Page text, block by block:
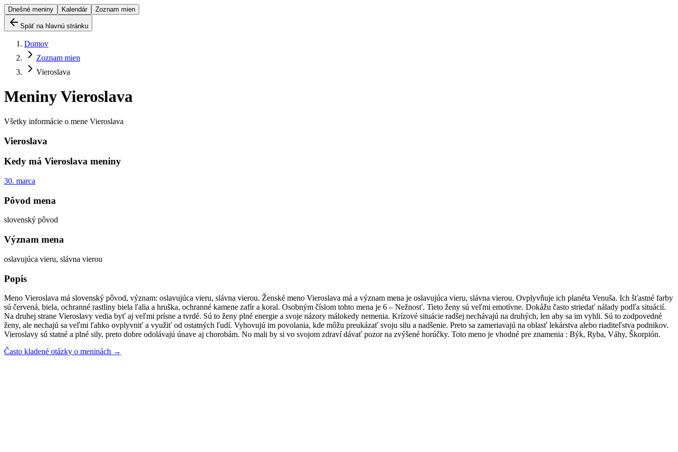
Dnešné meniny Kalendár Zoznam mien
Späť na hlavnú stránku
Domov
Zoznam mien
Vieroslava
MeninyVieroslava
Všetky informácie o mene Vieroslava
Vieroslava
Kedy má Vieroslava meniny
30. marca
Pôvod mena
slovenský pôvod
Význam mena
oslavujúca vieru, slávna vierou
Popis
Meno Vieroslava má slovenský pôvod, význam: oslavujúca vieru, slávna vierou. Ženské meno Vieroslava má a význam mena je oslavujúca vieru, slávna vierou. Ovplyvňuje ich planéta Venuša. Ich šťastné farby
sú červená, biela, ochranné rastliny biela ľalia a hruška, ochranné kamene zafír a koral. Osobným číslom tohto mena je 6 – Nežnosť. Tieto ženy sú veľmi emotívne. Dokážu často striedať nálady podľa situácií.
Na druhej strane Vieroslavy vedia byť aj veľmi prísne a tvrdé. Sú to ženy plné energie a svoje názory málokedy nemenia. Krízové situácie radšej nechávajú na druhých, len aby sa im vyhli. Sú to zodpovedné
ženy, ale nechajú sa veľmi ľahko ovplyvniť a využiť od ostatných ľudí. Vyhovujú im povolania, kde môžu preukázať svoju silu a nadšenie. Preto sa zameriavajú na oblasť lekárstva alebo riaditeľstva podnikov.
Vieroslavy sú statné a plné sily, preto dobre odolávajú únave aj chorobám. No mali by si vo svojom zdraví dávať pozor na zvýšené horúčky. Toto meno je vhodné pre znamenia : Býk, Ryba, Váhy, Škorpión.
Často kladené otázky o meninách →